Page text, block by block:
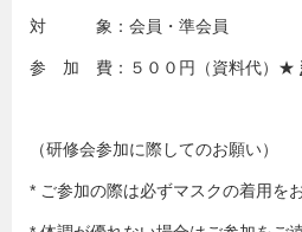
対 象：会員・準会員
参 加 費：５００円（資料代）★
（研修会参加に際してのお願い）
* ご参加の際は必ずマスクの着用を